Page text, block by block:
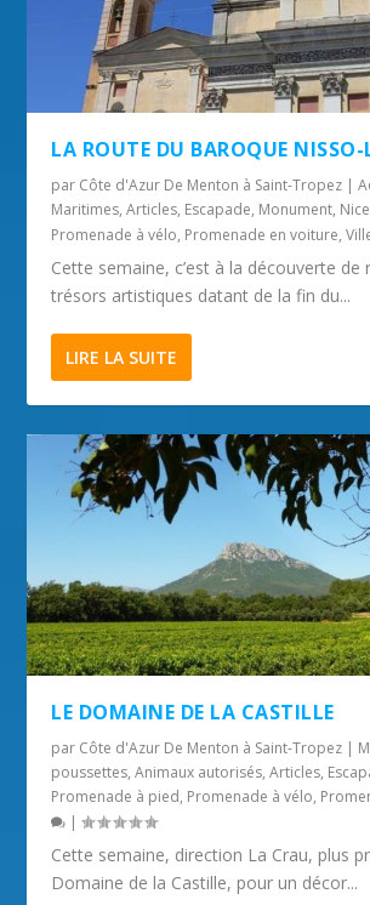
LA ROUTE DU BAROQUE NISSO-
par Côte d'Azur De Menton à Saint-Tropez |
Maritimes,Articles, Escapade, Monument, Nice
Promenade à vélo, Promenade en voiture,
Cette semaine, c’est à la découverte de
trésors artistiques datant de la fin du...
LIRE LA SUITE
LE DOMAINE DE LA CASTILLE
par Côte d'Azur De Menton à Saint-Tropez |
poussettes,Animaux autorisés,Articles,
Promenade à pied, Promenade à vélo,
|
Cette semaine, direction La Crau, plus
Domaine de la Castille, pour un décor...